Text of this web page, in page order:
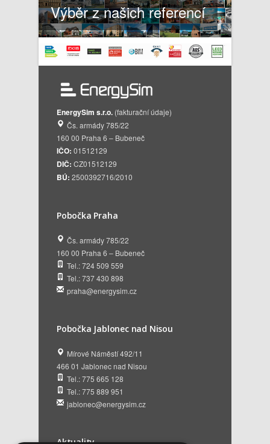
Výběr z našich referencí
EnergySim s.r.o. (fakturační údaje)
Čs. armády 785/22
160 00 Praha 6 – Bubeneč
IČO: 01512129
DIČ: CZ01512129
BÚ: 2500392716/2010
Pobočka Praha
Čs. armády 785/22
160 00 Praha 6 – Bubeneč
Tel.: 724 509 559
Tel.: 737 430 898
praha@energysim.cz
Pobočka Jablonec nad Nisou
Mírové Náměstí 492/11
466 01 Jablonec nad Nisou
Tel.: 775 665 128
Tel.: 775 889 951
jablonec@energysim.cz